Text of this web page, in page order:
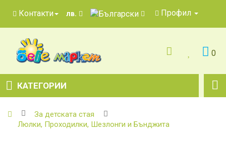
Контакти лв. Профил
0
КАТЕГОРИИ
За детската стая
Люлки, Проходилки, Шезлонги и Бънджита